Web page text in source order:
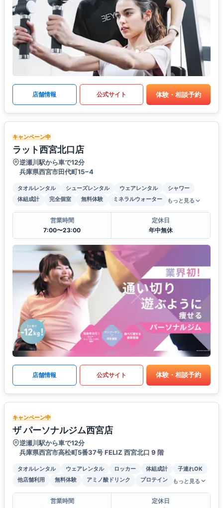
店舗情報 公式サイト 体験・相談予約
キャンペーン中
ラット西宮北口店
逆瀬川駅から車で12分
兵庫県西宮市田代町15−4
タオルレンタル シューズレンタル ウェアレンタル
シャワー
体組成計
完全個室 無料体験 ミネラルウォーター もっと見る
営業時間
7:00〜23:00
定休日
年中無休
店舗情報 公式サイト 体験・相談予約
キャンペーン中
ザ パーソナルジム西宮店
逆瀬川駅から車で12分
兵庫県西宮市高松町5番37号 FELIZ ⻄宮北⼝ 9 階
タオルレンタル ウェアレンタル ロッカー 体組成計
子連れOK
他店舗利用
無料体験 アミノ酸ドリンク プロテイン もっと見る
営業時間
定休日